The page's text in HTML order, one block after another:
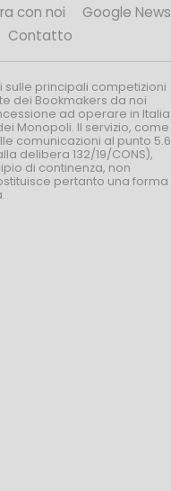
con noi
Google News
Contatto
principali competizioni
dei Bookmakers da noi
ad operare in Italia
Monopoli. Il servizio, come
comunicazioni al punto 5.6
delibera 132/19/CONS),
di continenza, non
pertanto una forma